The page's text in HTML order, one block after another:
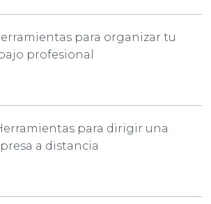
para organizar tu
profesional
para dirigir una
a distancia